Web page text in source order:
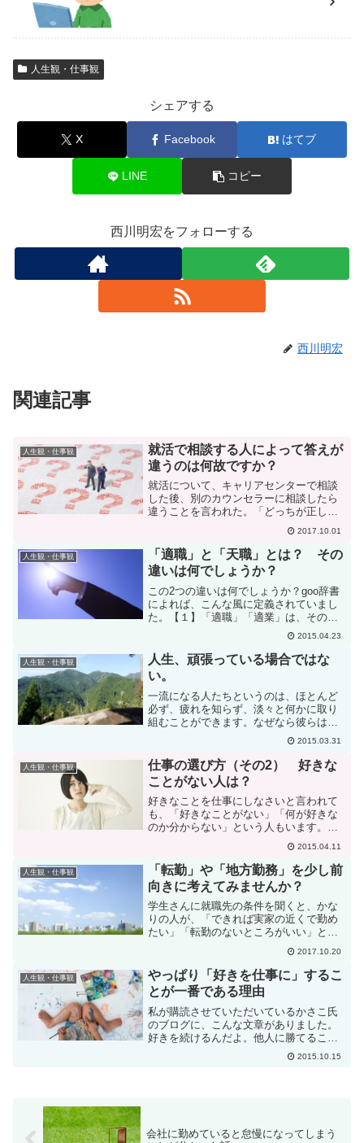
人生観・仕事観
シェアする
X Facebook はてブ
LINE コピー
西川明宏をフォローする
西川明宏
関連記事
人生観・仕事観
就活で相談する人によって答えが
違うのは何故ですか？
就活について、キャリアセンターで相談
した後、別のカウンセラーに相談したら
違うことを言われた。「どっちが正しい
んだろう？」そういうことは結構あると
思います。人によって違うことを言われ
たら、どっちが正しいかわからないじゃ
ないか。という気持ちはわ...
2017.10.01
人生観・仕事観
「適職」と「天職」とは？ その
違いは何でしょうか？
この2つの違いは何でしょうか？goo辞書
によれば、こんな風に定義されていまし
た。【１】「適職」「適業」は、その人
に適した職業。「適職」が、一般的に使
われる。a fit occupation【２】「天職」
は、その人の天性に合った職業。天から
授...
2015.04.23
人生観・仕事観
人生、頑張っている場合ではな
い。
一流になる人たちというのは、ほとんど
必ず、疲れを知らず、淡々と何かに取り
組むことができます。なぜなら彼らは
「努力を努力と思わず、努力そのものが
楽しい」からです。純粋にそのことに
「熱中」しているから、頑張る必要がな
いんですね。「頑張る」人は一...
2015.03.31
人生観・仕事観
仕事の選び方（その2） 好きな
ことがない人は？
好きなことを仕事にしなさいと言われて
も、「好きなことがない」「何が好きな
のか分からない」という人もいます。と
いうか、そういう人の方が多いかも知れ
ません。好きなことがない人は、どうや
って仕事を選べば良いのでしょう？あな
たの今までの人生の中で、...
2015.04.11
人生観・仕事観
「転勤」や「地方勤務」を少し前
向きに考えてみませんか？
学生さんに就職先の条件を聞くと、かな
りの人が、「できれば実家の近くで勤め
たい」「転勤のないところがいい」とい
うようなことを言います。本当は総合職
が良いのだけれど、転勤があるので一般
職を希望したいという人もいます。気持
ちはわかるのですが、特に...
2017.10.20
人生観・仕事観
やっぱり「好きを仕事に」するこ
とが一番である理由
私が購読させていただいているかさこ氏
のブログに、こんな文章がありました。
好きを続けるんだよ。他人に勝てるこ
と。それは好きなことでしかないんだ
よ。金をもらわなくてもやってしまうこ
2015.10.15
会社に勤めていると怠慢になってしまう